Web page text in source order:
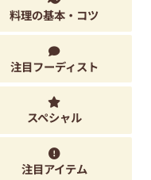
料理の基本・コツ
注目フーディスト
スペシャル
注目アイテム